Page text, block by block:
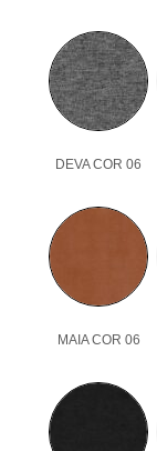
DEVA COR 06
MAIA COR 06